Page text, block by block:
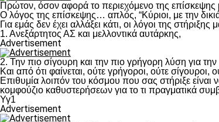
Πρώτον, όσον αφορά το περιεχόμενο της επίσκεψης
Ο λόγος της επίσκεψης… απλός, “Κύριοι, με την
Για εμάς δεν έχει αλλάξει κάτι, οι λόγοι της
1. Ανεξάρτητος ΑΣ και μελλοντικά αυτάρκης,
Advertisement
2. Την πιο σίγουρη και την πιο γρήγορη λύση για
Και από ότι φαίνεται, ούτε γρήγοροι, ούτε σίγουροι,
Επιθυμία λοιπόν του κόσμου που σας στήριξε
κομφούζιο καθυστερήσεων για το τι πραγματικά
Υγ1
Advertisement